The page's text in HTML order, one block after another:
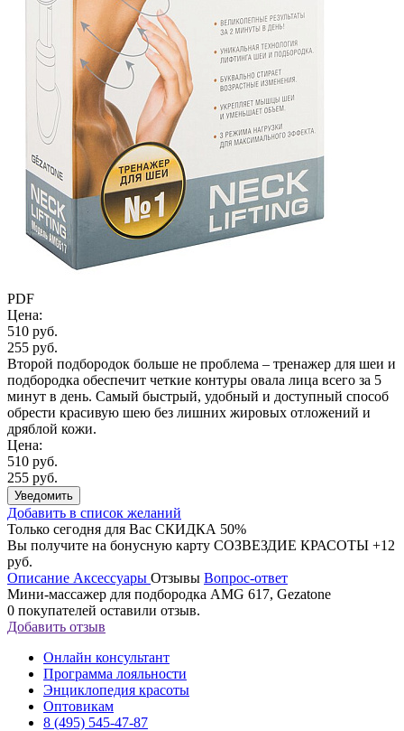
PDF
Цена:
510 руб.
255 руб.
Второй подбородок больше не проблема – тренажер для шеи и
подбородка обеспечит четкие контуры овала лица всего за 5
минут в день. Самый быстрый, удобный и доступный способ
обрести красивую шею без лишних жировых отложений и
дряблой кожи.
Цена:
510 руб.
255 руб.
Уведомить
Добавить в список желаний
Только сегодня для Вас СКИДКА 50%
Вы получите на бонусную карту СОЗВЕЗДИЕ КРАСОТЫ +12
руб.
Описание Аксессуары Отзывы Вопрос-ответ
Мини-массажер для подбородка AMG 617, Gezatone
0 покупателей оставили отзыв.
Добавить отзыв
Онлайн консультант
Программа лояльности
Энциклопедия красоты
Оптовикам
8 (495) 545-47-87